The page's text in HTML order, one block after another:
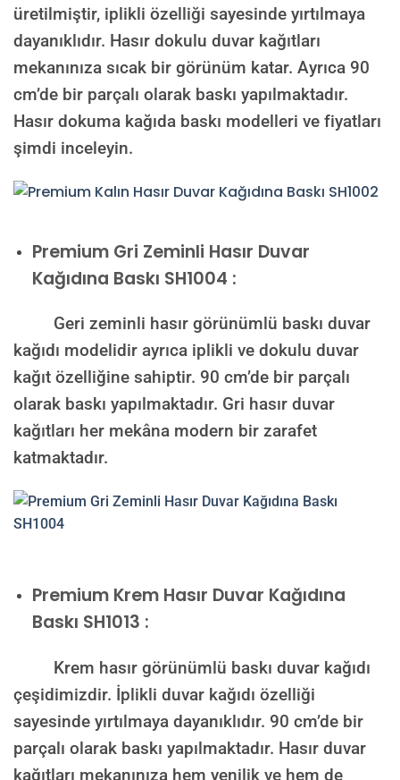
üretilmiştir, iplikli özelliği sayesinde yırtılmaya
dayanıklıdır. Hasır dokulu duvar kağıtları
mekanınıza sıcak bir görünüm katar. Ayrıca 90
cm’de bir parçalı olarak baskı yapılmaktadır.
Hasır dokuma kağıda baskı modelleri ve fiyatları
şimdi inceleyin.
Premium Gri Zeminli Hasır Duvar
Kağıdına Baskı SH1004 :
Geri zeminli hasır görünümlü baskı duvar
kağıdı modelidir ayrıca iplikli ve dokulu duvar
kağıt özelliğine sahiptir. 90 cm’de bir parçalı
olarak baskı yapılmaktadır. Gri hasır duvar
kağıtları her mekâna modern bir zarafet
katmaktadır.
Premium Krem Hasır Duvar Kağıdına
Baskı SH1013 :
Krem hasır görünümlü baskı duvar kağıdı
çeşidimizdir. İplikli duvar kağıdı özelliği
sayesinde yırtılmaya dayanıklıdır. 90 cm’de bir
parçalı olarak baskı yapılmaktadır. Hasır duvar
kağıtları mekanınıza hem yenilik ve hem de